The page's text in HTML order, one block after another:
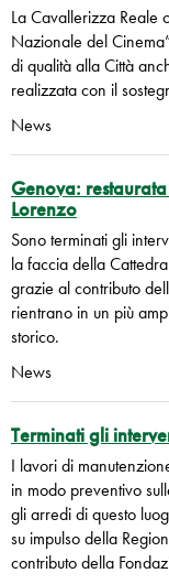
La Cavallerizza Reale
Nazionale del
di qualità alla Città
realizzata con il
News
Genova:
Lorenzo
Sono terminati gli
la faccia della
grazie al contributo
rientrano in un più
storico.
News
Terminati gli
I lavori di
in modo preventivo
gli arredi di questo
su impulso della
contributo della